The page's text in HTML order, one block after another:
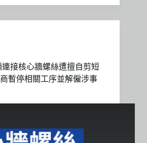
接核心牆螺絲遭擅自剪短
暫停相關工序並解僱涉事